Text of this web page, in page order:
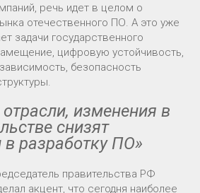
речь идет в целом о
отечественного ПО. А это уже
задачи государственного
цифровую устойчивость,
безопасность
изменения в
снизят
в разработку ПО»
правительства РФ
акцент, что сегодня наиболее